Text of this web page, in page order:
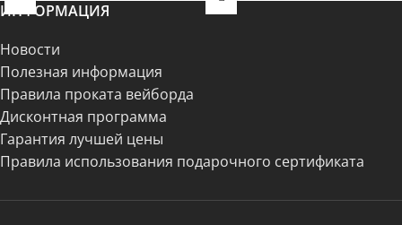
ИНФОРМАЦИЯ
Новости
Полезная информация
Правила проката вейборда
Дисконтная программа
Гарантия лучшей цены
Правила использования подарочного сертификата